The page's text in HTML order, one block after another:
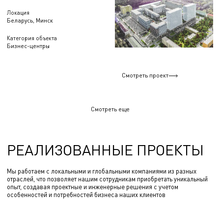
Локация
Беларусь, Минск
Категория объекта
Бизнес-центры
Смотреть проект
Смотреть еще
РЕАЛИЗОВАННЫЕ ПРОЕКТЫ
Мы работаем с локальными и глобальными компаниями из разных
отраслей, что позволяет нашим сотрудникам приобретать уникальный
опыт, создавая проектные и инженерные решения с учетом
особенностей и потребностей бизнеса наших клиентов